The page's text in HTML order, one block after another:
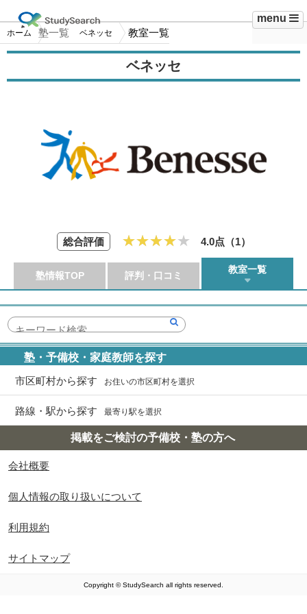
menu
ホーム 塾一覧 ベネッセ 教室一覧
ベネッセ
総合評価 4.0点（1）
塾情報TOP 評判・口コミ
教室一覧
塾・予備校・家庭教師を探す
市区町村から探す お住いの市区町村を選択
路線・駅から探す 最寄り駅を選択
掲載をご検討の予備校・塾の方へ
会社概要
個人情報の取り扱いについて
利用規約
サイトマップ
Copyright © StudySearch all rights reserved.